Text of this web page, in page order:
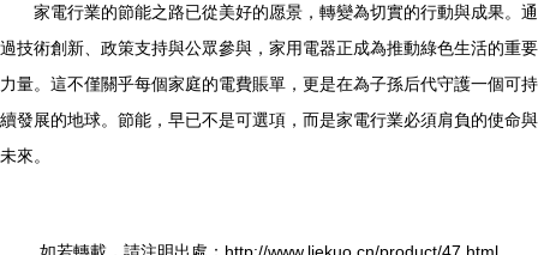
家電行業的節能之路已從美好的愿景，轉變為切實的行動與成果。通
過技術創新、政策支持與公眾參與，家用電器正成為推動綠色生活的重要
力量。這不僅關乎每個家庭的電費賬單，更是在為子孫后代守護一個可持
續發展的地球。節能，早已不是可選項，而是家電行業必須肩負的使命與
未來。